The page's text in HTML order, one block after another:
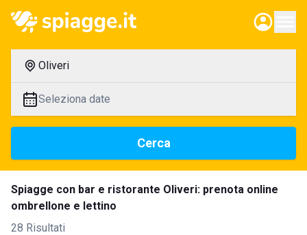
Oliveri
Seleziona date
Cerca
Spiagge con bar e ristorante Oliveri: prenota online
ombrellone e lettino
28 Risultati